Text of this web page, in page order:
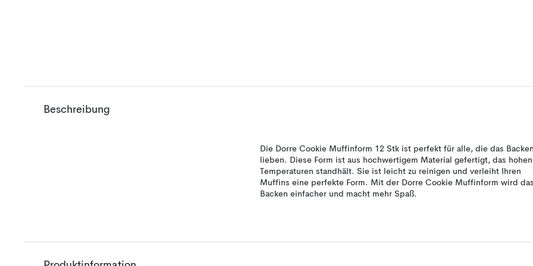
Beschreibung
Die Dorre Cookie Muffinform 12 Stk ist perfekt für alle, die das
lieben. Diese Form ist aus hochwertigem Material gefertigt, das hohen
Temperaturen standhält. Sie ist leicht zu reinigen und verleiht Ihren
Muffins eine perfekte Form. Mit der Dorre Cookie Muffinform wird
Backen einfacher und macht mehr Spaß.